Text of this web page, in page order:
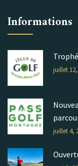
Informations
juillet
juillet 4,